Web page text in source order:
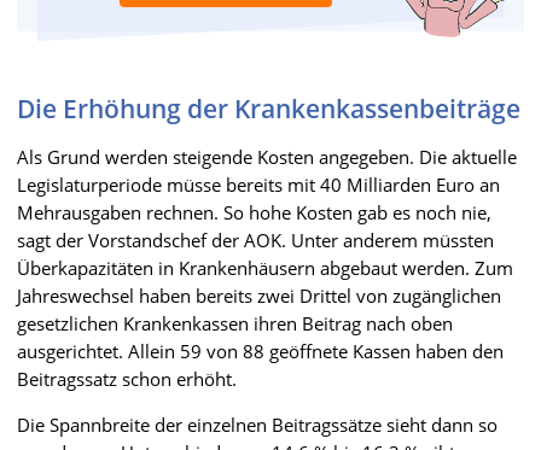
Die Erhöhung der Krankenkassenbeiträge
Als Grund werden steigende Kosten angegeben. Die aktuelle
Legislaturperiode müsse bereits mit 40 Milliarden Euro an
Mehrausgaben rechnen. So hohe Kosten gab es noch nie,
sagt der Vorstandschef der AOK. Unter anderem müssten
Überkapazitäten in Krankenhäusern abgebaut werden. Zum
Jahreswechsel haben bereits zwei Drittel von zugänglichen
gesetzlichen Krankenkassen ihren Beitrag nach oben
ausgerichtet. Allein 59 von 88 geöffnete Kassen haben den
Beitragssatz schon erhöht.
Die Spannbreite der einzelnen Beitragssätze sieht dann so